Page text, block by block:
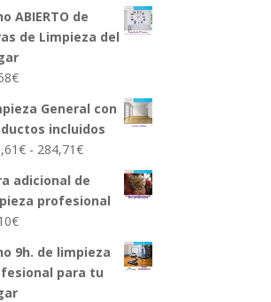
ABIERTO de
de Limpieza del
€
General con
incluidos
€ - 284,71€Rango
precios:
desde
hasta
284,71€
adicional de
profesional
€
9h. de limpieza
para tu